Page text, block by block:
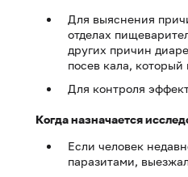
Для выяснения
отделах
других причин
посев кала, который
Для контроля
Когда назначается
Если человек
паразитами,